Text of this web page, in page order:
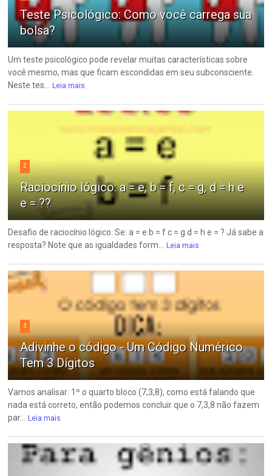
Teste Psicológico: Como você carrega sua
bolsa?
Um teste psicológico pode revelar muitas características sobre
você mesmo, mas que ficam escondidas em seu subconsciente.
Neste tes...
Leia mais
2
Raciocínio lógico: a = e, b = f, c = g, d = h e
e = ??
Desafio de raciocínio lógico: Se: a = e b = f c = g d = h e = ? Já sabe a
resposta? Note que as igualdades form...
Leia mais
3
Adivinhe o código - Um Código Numérico
Tem 3 Dígitos
Vamos analisar: 1º o quarto bloco (7,3,8), como está falando que
nada está correto, então podemos concluir que o 7,3,8 não fazem
par...
Leia mais